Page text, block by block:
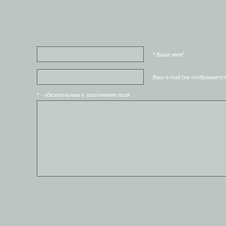
* Ваше имя*
Ваш e-mail (не
* - обязательные к заполнению поля